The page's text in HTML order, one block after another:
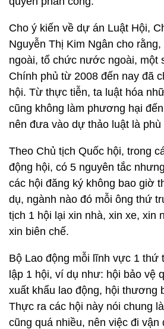
Cho ý kiến về dự án Luật Hội,
Nguyễn Thị Kim Ngân cho
ngoài, tổ chức nước ngoài, một
Chính phủ từ 2008 đến nay đã
hội. Từ thực tiễn, ta luật hóa
cũng không làm phương hại
nên đưa vào dự thảo luật là phù
Theo Chủ tịch Quốc hội, trong
động hội, có 5 nguyên tắc
các hội đăng ký không bao giờ
dụ, ngành nào đó mỗi ông thứ
tịch 1 hội lại xin nhà, xin xe, xin
xin biên chế.
Bộ Lao động mỗi lĩnh vực 1 thứ
lập 1 hội, ví dụ như: hội bảo vệ
xuất khẩu lao động, hội thương
Thực ra các hội này nói chung
cũng quá nhiều, nên việc đi vận